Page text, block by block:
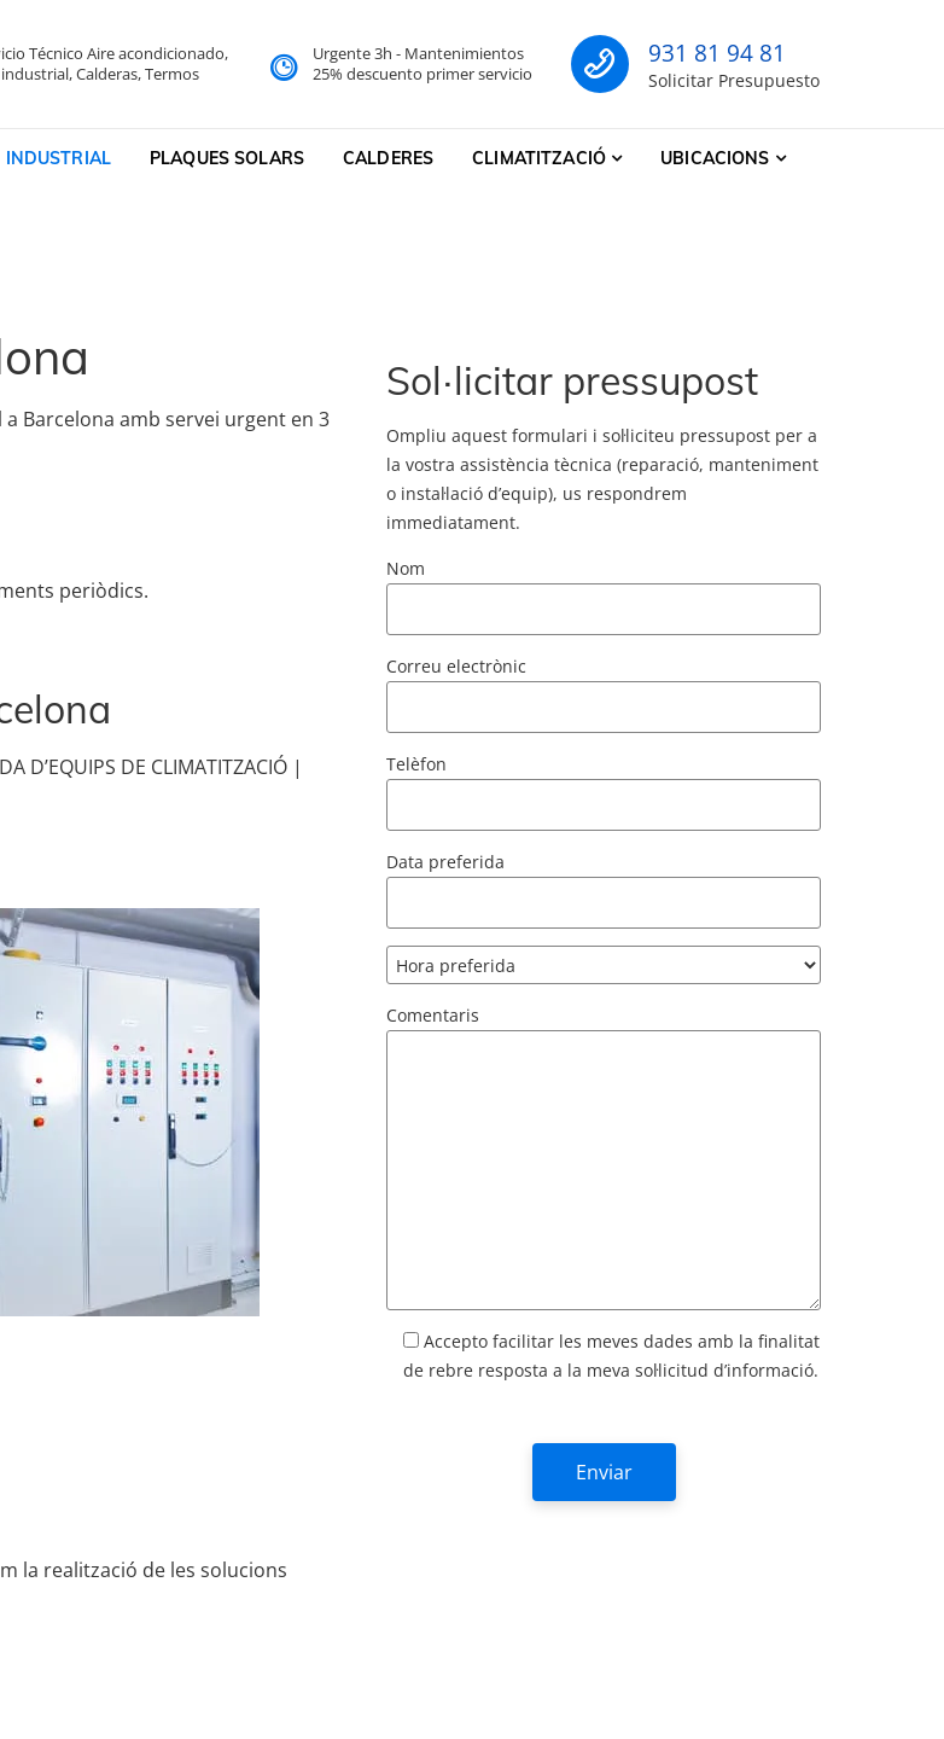
Servicio Técnico
INDUSTRIAL PLAQUES SOLARS CALDERES CLIMATITZACIÓ UBICACIONS
931 81 94 81
Solicitar Presupuesto
Urgente 3h - Mantenimientos
25% descuento primer servicio
Técnico Aire acondicionado,
Calderas, Termos
Barcelona amb servei urgent en 3
periòdics.
D’EQUIPS DE CLIMATITZACIÓ |
la realització de les solucions
Sol·licitar pressupost
Ompliu aquest formulari i sol·liciteu pressupost per a
la vostra assistència tècnica (reparació, manteniment
o instal·lació d’equip), us respondrem
immediatament.
Nom
Correu electrònic
Telèfon
Data preferida
Comentaris
Accepto facilitar les meves dades amb la finalitat
de rebre resposta a la meva sol·licitud d’informació.